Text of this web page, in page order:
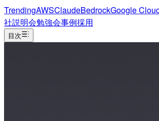
TrendingAWSClaudeBedrockGoogle
社説明会勉強会事例採用
目次